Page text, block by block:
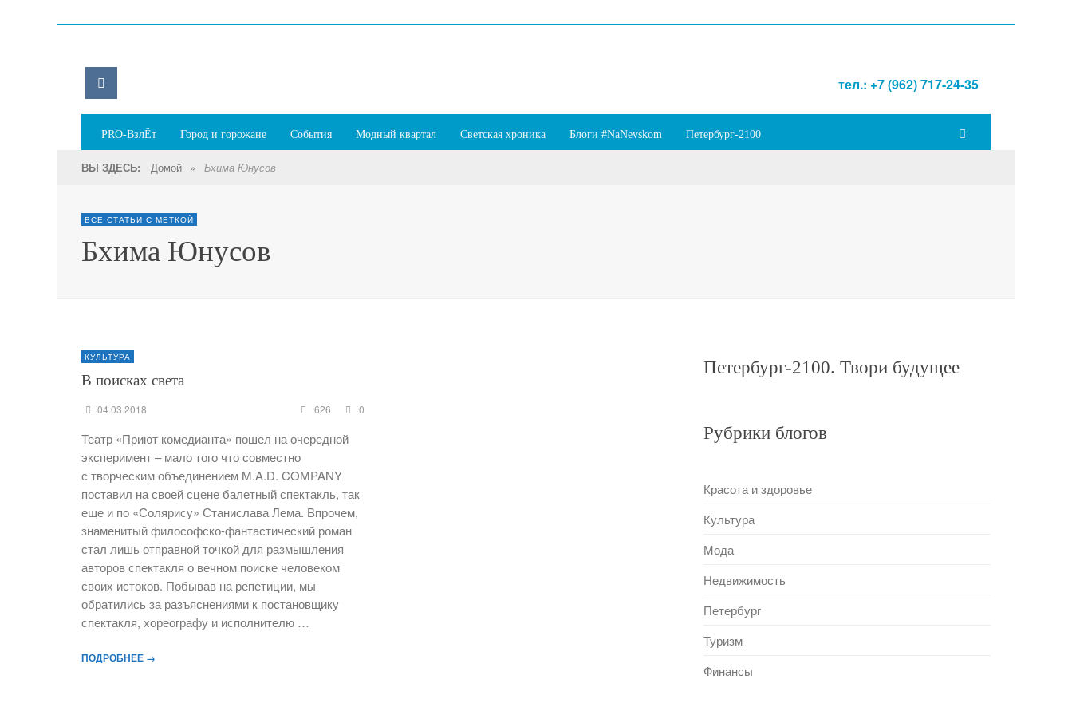
тел.: +7 (962) 717-24-35
PRO-ВзлЁт Город и горожане События Модный квартал Светская хроника Блоги #NaNevskom Петербург-2100
ВЫ ЗДЕСЬ: Домой » Бхима Юнусов
ВСЕ СТАТЬИ С МЕТКОЙ
Бхима Юнусов
КУЛЬТУРА
В поисках света
04.03.2018 626 0
Театр «Приют комедианта» пошел на очередной
эксперимент – мало того что совместно
с творческим объединением M.A.D. COMPANY
поставил на своей сцене балетный спектакль, так
еще и по «Солярису» Станислава Лема. Впрочем,
знаменитый философско-фантастический роман
стал лишь отправной точкой для размышления
авторов спектакля о вечном поиске человеком
своих истоков. Побывав на репетиции, мы
обратились за разъяснениями к постановщику
спектакля, хореографу и исполнителю …
ПОДРОБНЕЕ →
Петербург-2100. Твори будущее
Рубрики блогов
Красота и здоровье
Культура
Мода
Недвижимость
Петербург
Туризм
Финансы